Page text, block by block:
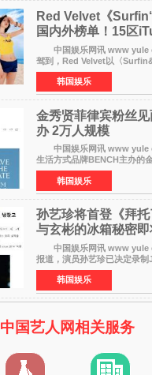
Red Velvet《
国内外榜单！15区
日女王强势回归
中国娱乐网讯 www yule
驾到，Red Velvet以〈
扫国内外榜单，获得音乐粉
Red Velvet于3日发行了夏日
Summer》，
韩国娱乐
金秀贤菲律宾粉丝
办 2万人规模
中国娱乐网讯 www yule
生活方式品牌BENCH主办的
面会，将于10月2日在马尼拉
Asia（MOA）竞技场举行，
这也是金秀贤自去年陷
韩国娱乐
孙艺珍将首登《拜托
与玄彬的冰箱秘密
中国娱乐网讯 www yule
报道，演员孙艺珍已决定录
托了冰箱》，目前正在协调具
珍首次公开个人冰箱，也是她
妻子身份参与
韩国娱乐
中国艺人网相关服务